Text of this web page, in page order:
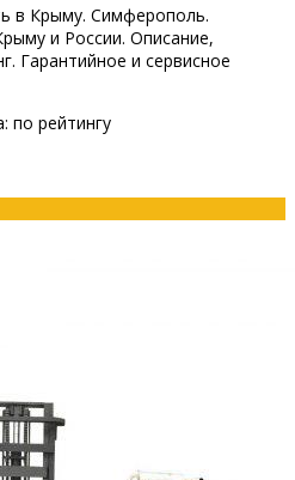
в Крыму. Симферополь.
и России. Описание,
Гарантийное и сервисное
по рейтингу